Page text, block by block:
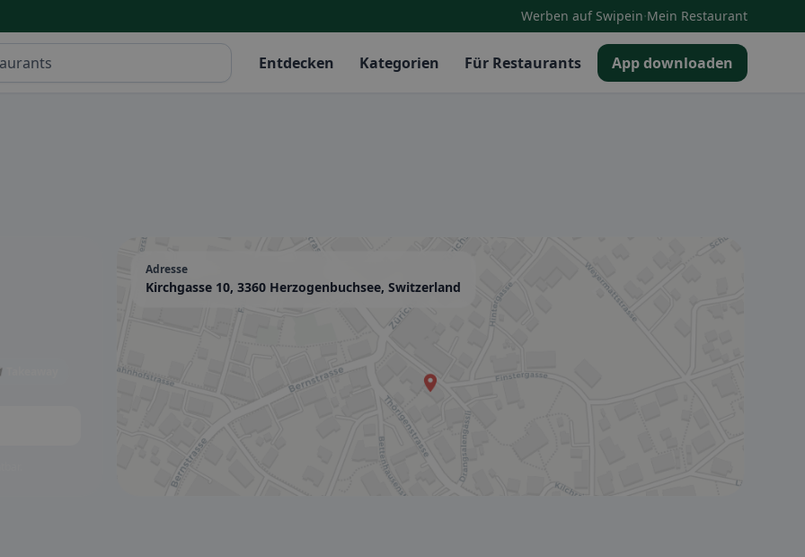
Werben auf Swipein·Mein Restaurant
Entdecken Kategorien Für Restaurants App downloaden
Takeaway
Adresse
Kirchgasse 10, 3360 Herzogenbuchsee, Switzerland